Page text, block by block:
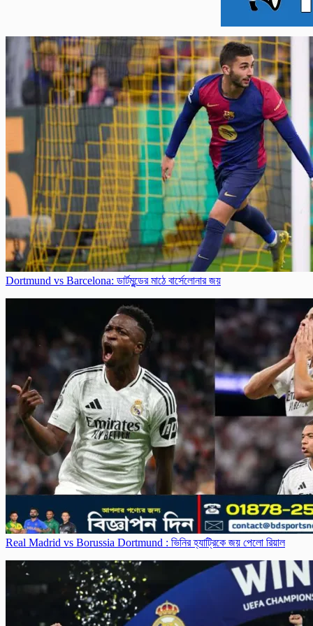
Dortmund vs Barcelona: ডার্টমুন্ডের মাঠে বার্সেলোনার জয়
Real Madrid vs Borussia Dortmund : ভিনির হ্যাট্রিকে জয় পেলো রিয়াল